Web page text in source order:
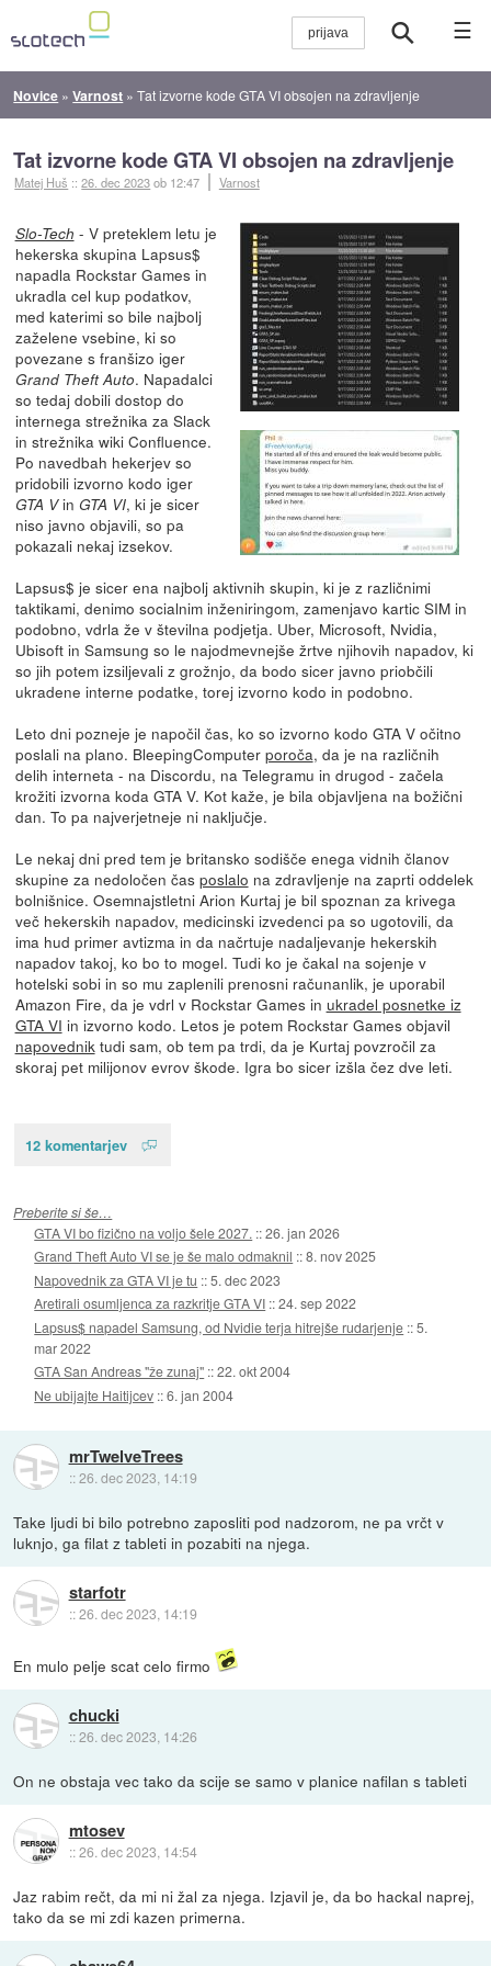
☰
Novice »Varnost »Tat izvorne kode GTA VI obsojen na zdravljenje
Tat izvorne kode GTA VI obsojen na zdravljenje
Matej Huš ::26. dec 2023ob 12:47 Varnost
Slo-Tech - V preteklem letu je
hekerska skupina Lapsus$
napadla Rockstar Games in
ukradla cel kup podatkov,
med katerimi so bile najbolj
zaželene vsebine, ki so
povezane s franšizo iger
Grand Theft Auto. Napadalci
so tedaj dobili dostop do
internega strežnika za Slack
in strežnika wiki Confluence.
Po navedbah hekerjev so
pridobili izvorno kodo iger
GTA Vin GTA VI, ki je sicer
niso javno objavili, so pa
pokazali nekaj izsekov.
Lapsus$ je sicer ena najbolj aktivnih skupin, ki je z različnimi
taktikami, denimo socialnim inženiringom, zamenjavo kartic SIM in
podobno, vdrla že v številna podjetja. Uber, Microsoft, Nvidia,
Ubisoft in Samsung so le najodmevnejše žrtve njihovih napadov, ki
so jih potem izsiljevali z grožnjo, da bodo sicer javno priobčili
ukradene interne podatke, torej izvorno kodo in podobno.
Leto dni pozneje je napočil čas, ko so izvorno kodo GTA V očitno
poslali na plano. BleepingComputer poroča, da je na različnih
delih interneta - na Discordu, na Telegramu in drugod - začela
krožiti izvorna koda GTA V. Kot kaže, je bila objavljena na božični
dan. To pa najverjetneje ni naključje.
Le nekaj dni pred tem je britansko sodišče enega vidnih članov
skupine za nedoločen čas poslalo na zdravljenje na zaprti oddelek
bolnišnice. Osemnajstletni Arion Kurtaj je bil spoznan za krivega
več hekerskih napadov, medicinski izvedenci pa so ugotovili, da
ima hud primer avtizma in da načrtuje nadaljevanje hekerskih
napadov takoj, ko bo to mogel. Tudi ko je čakal na sojenje v
hotelski sobi in so mu zaplenili prenosni računanlik, je uporabil
Amazon Fire, da je vdrl v Rockstar Games in ukradel posnetke iz
GTA VI in izvorno kodo. Letos je potem Rockstar Games objavil
napovednik tudi sam, ob tem pa trdi, da je Kurtaj povzročil za
skoraj pet milijonov evrov škode. Igra bo sicer izšla čez dve leti.
12 komentarjev
Preberite si še…
GTA VI bo fizično na voljo šele 2027. ::26. jan 2026
Grand Theft Auto VI se je še malo odmaknil ::8. nov 2025
Napovednik za GTA VI je tu ::5. dec 2023
Aretirali osumljenca za razkritje GTA VI ::24. sep 2022
Lapsus$ napadel Samsung, od Nvidie terja hitrejše rudarjenje ::5.
mar 2022
GTA San Andreas "že zunaj" ::22. okt 2004
Ne ubijajte Haitijcev ::6. jan 2004
mrTwelveTrees
::26. dec 2023, 14:19
Take ljudi bi bilo potrebno zaposliti pod nadzorom, ne pa vrčt v
luknjo, ga filat z tableti in pozabiti na njega.
starfotr
::26. dec 2023, 14:19
En mulo pelje scat celo firmo
chucki
::26. dec 2023, 14:26
On ne obstaja vec tako da scije se samo v planice nafilan s tableti
mtosev
::26. dec 2023, 14:54
Jaz rabim rečt, da mi ni žal za njega. Izjavil je, da bo hackal naprej,
tako da se mi zdi kazen primerna.